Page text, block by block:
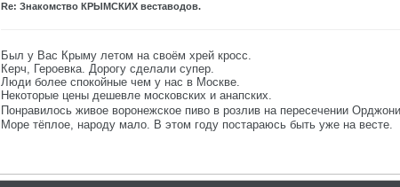
Re: Знакомство КРЫМСКИХ веставодов.
Был у Вас Крыму летом на своём хрей кросс.
Керч, Героевка. Дорогу сделали супер.
Люди более спокойные чем у нас в Москве.
Некоторые цены дешевле московских и анапских.
Понравилось живое воронежское пиво в розлив на пересечении
Море тёплое, народу мало. В этом году постараюсь быть уже на весте.